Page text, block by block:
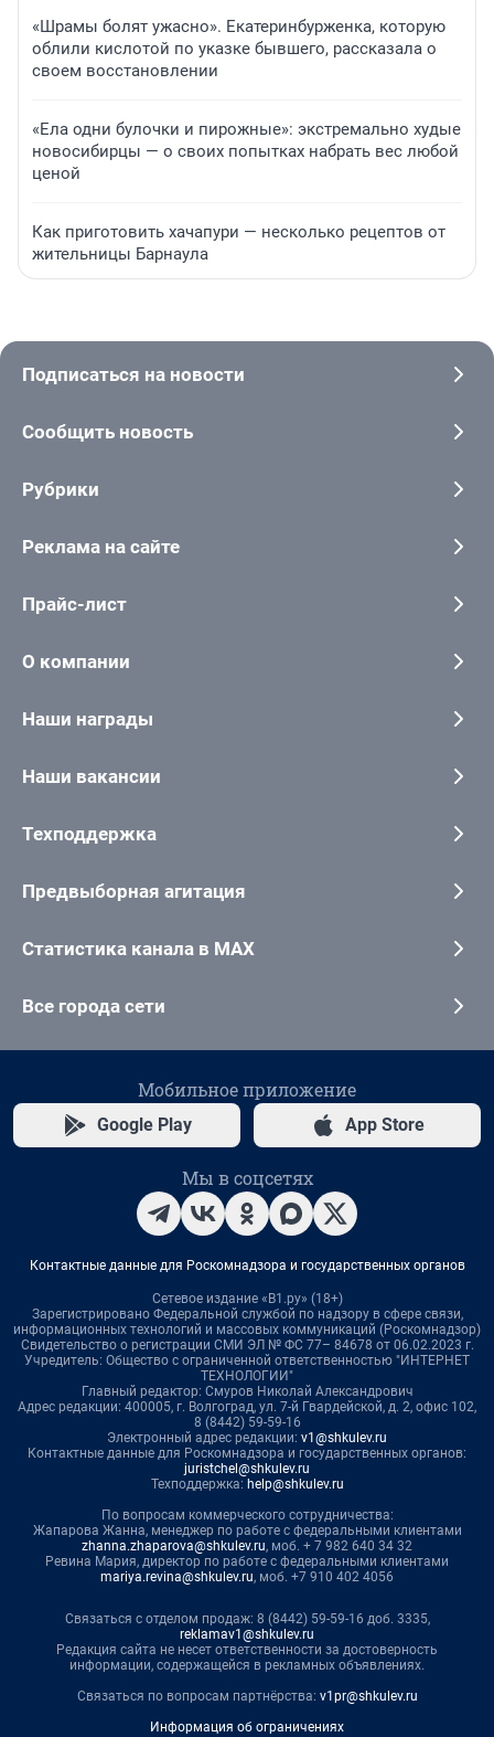
«Шрамы болят ужасно». Екатеринбурженка, которую
облили кислотой по указке бывшего, рассказала о
своем восстановлении
«Ела одни булочки и пирожные»: экстремально худые
новосибирцы — о своих попытках набрать вес любой
ценой
Как приготовить хачапури — несколько рецептов от
жительницы Барнаула
Подписаться на новости
Сообщить новость
Рубрики
Реклама на сайте
Прайс-лист
О компании
Наши награды
Наши вакансии
Техподдержка
Предвыборная агитация
Статистика канала в MAX
Все города сети
Мобильное приложение
Google Play App Store
Мы в соцсетях
Контактные данные для Роскомнадзора и государственных органов
Сетевое издание «В1.ру» (18+)
Зарегистрировано Федеральной службой по надзору в сфере связи,
информационных технологий и массовых коммуникаций (Роскомнадзор)
Свидетельство о регистрации СМИ ЭЛ № ФС 77– 84678 от 06.02.2023 г.
Учредитель: Общество с ограниченной ответственностью "ИНТЕРНЕТ
ТЕХНОЛОГИИ"
Главный редактор: Смуров Николай Александрович
Адрес редакции: 400005, г. Волгоград, ул. 7-й Гвардейской, д. 2, офис 102,
8 (8442) 59-59-16
Электронный адрес редакции: v1@shkulev.ru
Контактные данные для Роскомнадзора и государственных органов:
juristchel@shkulev.ru
Техподдержка: help@shkulev.ru
По вопросам коммерческого сотрудничества:
Жапарова Жанна, менеджер по работе с федеральными клиентами
zhanna.zhaparova@shkulev.ru, моб. + 7 982 640 34 32
Ревина Мария, директор по работе с федеральными клиентами
mariya.revina@shkulev.ru, моб. +7 910 402 4056
Связаться с отделом продаж: 8 (8442) 59-59-16 доб. 3335,
reklamav1@shkulev.ru
Редакция сайта не несет ответственности за достоверность
информации, содержащейся в рекламных объявлениях.
Связаться по вопросам партнёрства: v1pr@shkulev.ru
Информация об ограничениях